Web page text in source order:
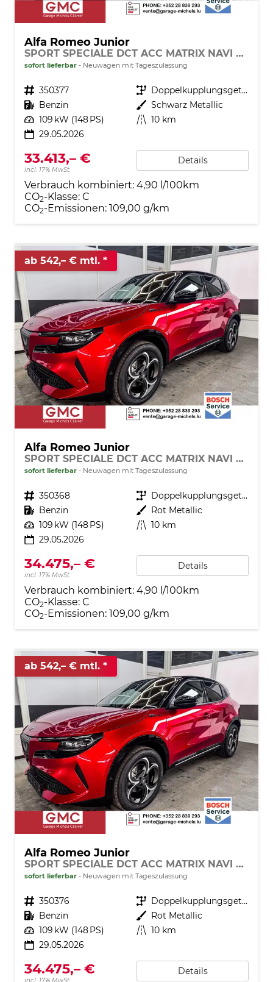
Alfa Romeo Junior
SPORT SPECIALE DCT ACC MATRIX NAVI KEYLESS
sofort lieferbar Neuwagen mit Tageszulassung
Fahrzeugnr. 350377 Getriebe
Doppelkupplungsgetriebe (DSG)
Kraftstoff Benzin Außenfarbe Schwarz Metallic
Leistung 109 kW (148 PS) Kilometerstand 10 km
29.05.2026
33.413,– €
incl. 17% MwSt.
Details
Verbrauch kombiniert: 4,90 l/100km
CO2-Klasse: C
CO2-Emissionen: 109,00 g/km
ab 542,– € mtl.
Alfa Romeo Junior
SPORT SPECIALE DCT ACC MATRIX NAVI KEYLESS
sofort lieferbar Neuwagen mit Tageszulassung
Fahrzeugnr. 350368 Getriebe
Doppelkupplungsgetriebe (DSG)
Kraftstoff Benzin Außenfarbe Rot Metallic
Leistung 109 kW (148 PS) Kilometerstand 10 km
29.05.2026
34.475,– €
incl. 17% MwSt.
Details
Verbrauch kombiniert: 4,90 l/100km
CO2-Klasse: C
CO2-Emissionen: 109,00 g/km
ab 542,– € mtl.
Alfa Romeo Junior
SPORT SPECIALE DCT ACC MATRIX NAVI KEYLESS
sofort lieferbar Neuwagen mit Tageszulassung
Fahrzeugnr. 350376 Getriebe
Doppelkupplungsgetriebe (DSG)
Kraftstoff Benzin Außenfarbe Rot Metallic
Leistung 109 kW (148 PS) Kilometerstand 10 km
29.05.2026
34.475,– €
incl. 17% MwSt.
Details